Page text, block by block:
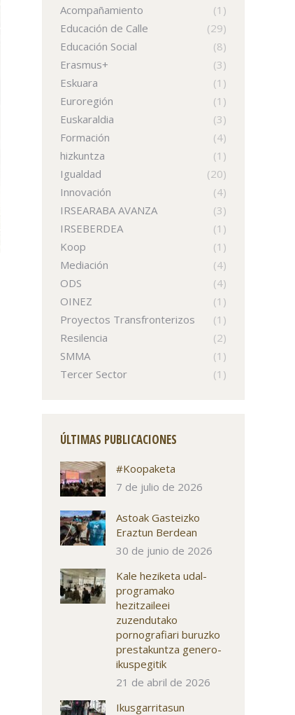
Acompañamiento
(1)
Educación de Calle
(29)
Educación Social
(8)
Erasmus+
(3)
Eskuara
(1)
Euroregión
(1)
Euskaraldia
(3)
Formación
(4)
hizkuntza
(1)
Igualdad
(20)
Innovación
(4)
IRSEARABA AVANZA
(3)
IRSEBERDEA
(1)
Koop
(1)
Mediación
(4)
ODS
(4)
OINEZ
(1)
Proyectos Transfronterizos
(1)
Resilencia
(2)
SMMA
(1)
Tercer Sector
(1)
ÚLTIMAS PUBLICACIONES
#Koopaketa
7 de julio de 2026
Astoak Gasteizko
Eraztun Berdean
30 de junio de 2026
Kale heziketa udal-
programako
hezitzaileei
zuzendutako
pornografiari buruzko
prestakuntza genero-
ikuspegitik
21 de abril de 2026
Ikusgarritasun